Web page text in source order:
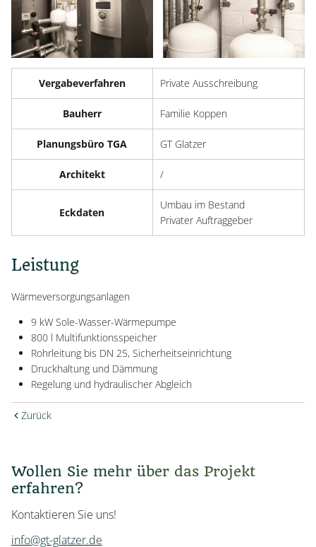
Vergabeverfahren Private Ausschreibung
Bauherr Familie Koppen
Planungsbüro TGA GT Glatzer
Architekt /
Eckdaten
Umbau im Bestand
Privater Auftraggeber
Leistung
Wärmeversorgungsanlagen
9 kW Sole-Wasser-Wärmepumpe
800 l Multifunktionsspeicher
Rohrleitung bis DN 25, Sicherheitseinrichtung
Druckhaltung und Dämmung
Regelung und hydraulischer Abgleich
Zurück
Wollen Sie mehr über das Projekt
erfahren?
Kontaktieren Sie uns!
info@gt-glatzer.de